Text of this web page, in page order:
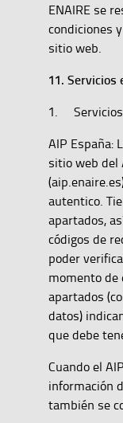
ENAIRE se
condiciones
sitio web.
11. Servicios
1. Servicios
AIP España:
sitio web del
autentico.
apartados,
códigos de
poder
momento de
apartados
datos)
que debe
Cuando el
información
también se